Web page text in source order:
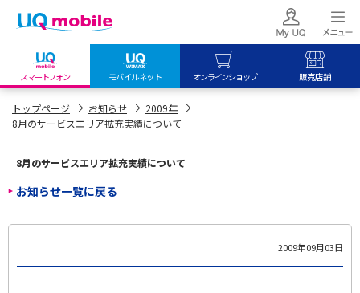
スマートフォン モバイルネット オンラインショップ 販売店舗
my UQ WiMAX
UQ WiMAX ご契約の方
My UQ mobile
データチャージサイト
UQ mobile
オンラインショップ
UQ WiMAX
UQ mobile
販売店舗
UQ WiMAX
トップページ お知らせ
2009年
8月のサービスエリア拡充実績について
8月のサービスエリア拡充実績について
お知らせ一覧に戻る
2009年09月03日